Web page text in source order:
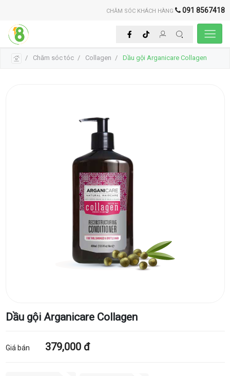
CHĂM SÓC KHÁCH HÀNG 091 8567418
Chăm sóc tóc Collagen Dầu gội Arganicare Collagen
Dầu gội Arganicare Collagen
Giá bán 379,000 đ